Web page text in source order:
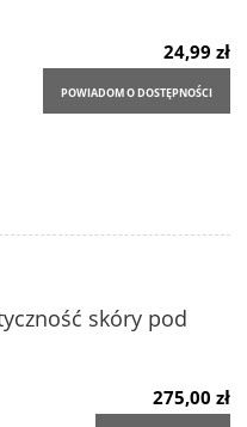
24,99 zł
POWIADOM O DOSTĘPNOŚCI
skóry pod
275,00 zł